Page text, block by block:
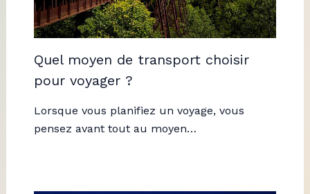
Quel moyen de transport choisir
pour voyager ?
Lorsque vous planifiez un voyage, vous
pensez avant tout au moyen…